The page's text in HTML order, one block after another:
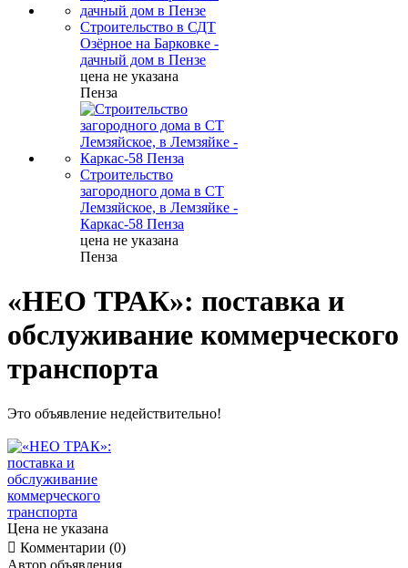
Строительство в СДТ
Озёрное на Барковке -
дачный дом в Пензе
цена не указана
Пенза
Строительство
загородного дома в СТ
Лемзяйское, в Лемзяйке -
Каркас-58 Пенза
цена не указана
Пенза
«НЕО ТРАК»: поставка и
обслуживание коммерческого
транспорта
Это объявление недействительно!
Цена не указана
 Комментарии (0)
Автор объявления